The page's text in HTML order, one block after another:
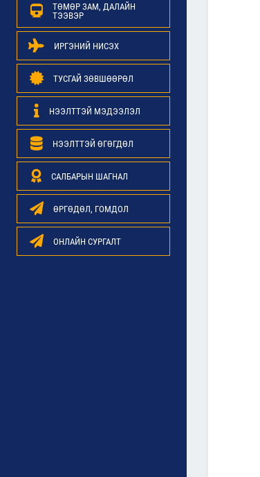
ТӨМӨР ЗАМ, ДАЛАЙН
ТЭЭВЭР
ИРГЭНИЙ НИСЭХ
ТУСГАЙ ЗӨВШӨӨРӨЛ
НЭЭЛТТЭЙ МЭДЭЭЛЭЛ
НЭЭЛТТЭЙ ӨГӨГДӨЛ
САЛБАРЫН ШАГНАЛ
ӨРГӨДӨЛ, ГОМДОЛ
ОНЛАЙН СУРГАЛТ